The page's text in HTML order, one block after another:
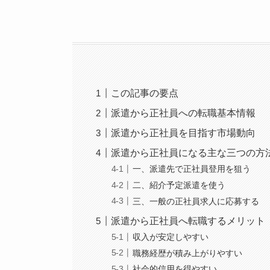
この記事の要点
派遣から正社員への転職基本情報
派遣から正社員を目指す市場動向
派遣から正社員になる主な三つの方
一、派遣先で正社員登用を狙う
二、紹介予定派遣を使う
三、一般の正社員求人に応募する
派遣から正社員へ転職するメリット
収入が安定しやすい
職務経歴が積み上がりやすい